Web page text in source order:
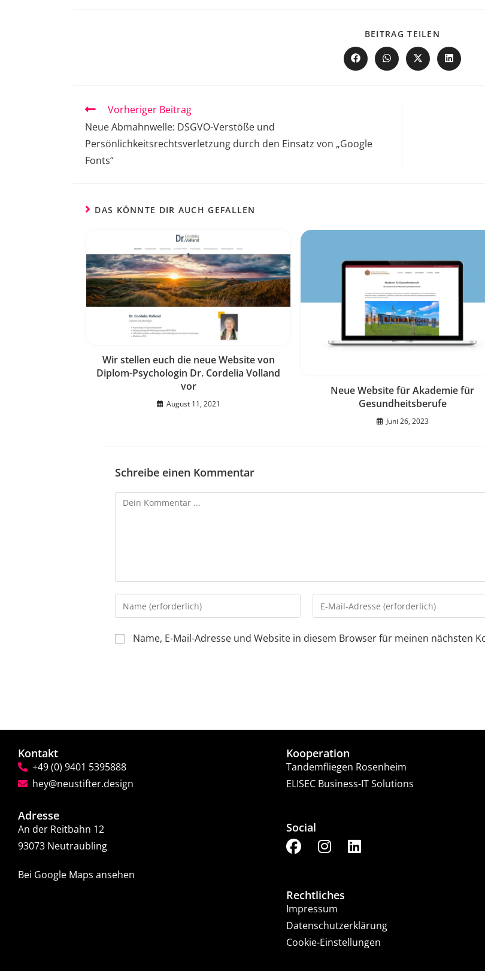
BEITRAG TEILEN
Vorheriger Beitrag
Neue Abmahnwelle: DSGVO-Verstöße und
Persönlichkeitsrechtsverletzung durch den Einsatz von „Google
Fonts“
DAS KÖNNTE DIR AUCH GEFALLEN
Wir stellen euch die neue Website von
Diplom-Psychologin Dr. Cordelia Volland
vor
August 11, 2021
Neue Website für Akademie für
Gesundheitsberufe
Juni 26, 2023
Schreibe einen Kommentar
Name, E-Mail-Adresse und Website in diesem Browser für meinen nächsten
Kontakt
+49 (0) 9401 5395888
hey@neustifter.design
Adresse
An der Reitbahn 12
93073 Neutraubling
Bei Google Maps ansehen
Kooperation
Tandemfliegen Rosenheim
ELISEC Business-IT Solutions
Social
Rechtliches
Impressum
Datenschutzerklärung
Cookie-Einstellungen